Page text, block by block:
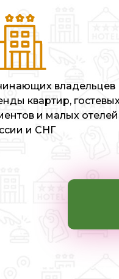
владельцев
квартир,
и малых отелей
и СНГ